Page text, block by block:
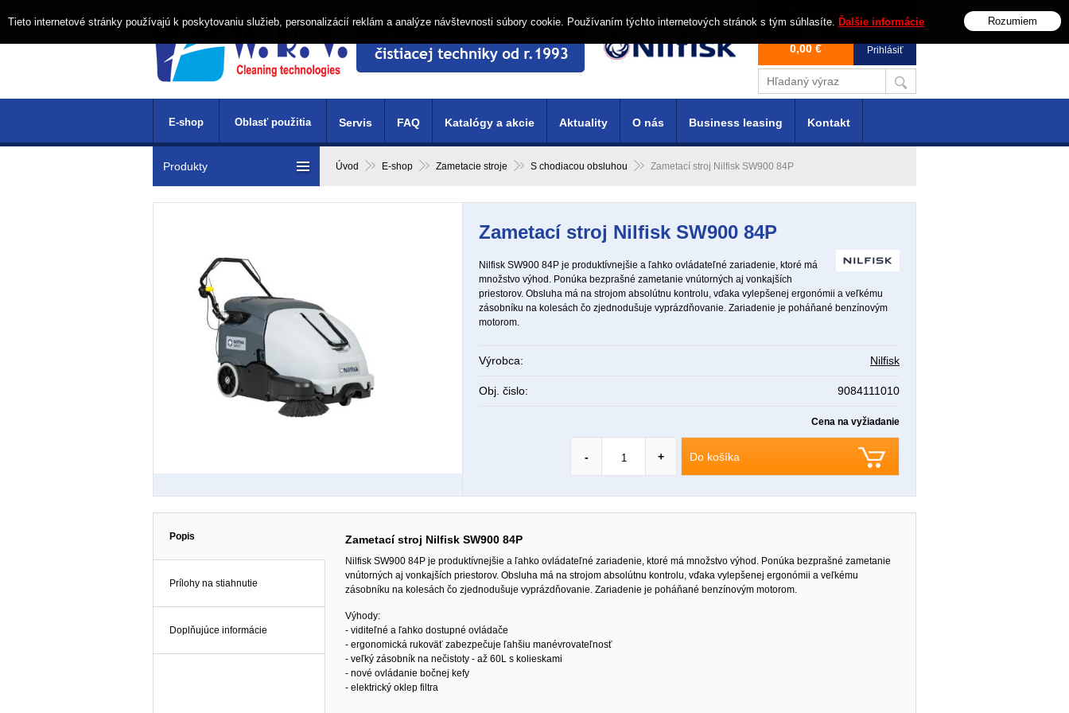
Prihlásiť
0,00 €
Úvod E-shop Zametacie stroje S chodiacou obsluhou Zametací stroj Nilfisk SW900 84P
Zametací stroj Nilfisk SW900 84P
Nilfisk SW900 84P je produktívnejšie a ľahko ovládateľné zariadenie, ktoré má
množstvo výhod. Ponúka bezprašné zametanie vnútorných aj vonkajších
priestorov. Obsluha má na strojom absolútnu kontrolu, vďaka vylepšenej ergonómii a veľkému
zásobníku na kolesách čo zjednodušuje vyprázdňovanie. Zariadenie je poháňané benzínovým
motorom.
Výrobca: Nilfisk
Obj. čislo: 9084111010
Cena na vyžiadanie
Do košíka
- +
Popis
Prílohy na stiahnutie
Doplňujúce informácie
Zametací stroj Nilfisk SW900 84P
Nilfisk SW900 84P je produktívnejšie a ľahko ovládateľné zariadenie, ktoré má množstvo výhod. Ponúka bezprašné zametanie
vnútorných aj vonkajších priestorov. Obsluha má na strojom absolútnu kontrolu, vďaka vylepšenej ergonómii a veľkému
zásobníku na kolesách čo zjednodušuje vyprázdňovanie. Zariadenie je poháňané benzínovým motorom.
Výhody:
- viditeľné a ľahko dostupné ovládače
- ergonomická rukoväť zabezpečuje ľahšiu manévrovateľnosť
- veľký zásobník na nečistoty - až 60L s kolieskami
- nové ovládanie bočnej kefy
- elektrický oklep filtra
Produkty
E-shop Oblasť použitia Servis FAQ Katalógy a akcie Aktuality O nás Business leasing Kontakt
Tieto internetové stránky používajú k poskytovaniu služieb, personalizácií reklám a analýze návštevnosti súbory cookie. Používaním týchto internetových stránok s tým súhlasíte. Ďalšie informácie Rozumiem